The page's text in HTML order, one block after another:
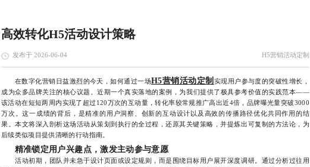
高效转化H5活动设计策略
发布于 2026-06-04 H5营销活动定制
在数字化营销日益激烈的今天，如何通过一场H5营销活动定制 实现用户参与度的突破性增长，
成为众多品牌关注的核心议题。近期一个真实落地的案例，为我们提供了极具参考价值的实践范本——
该活动在短短两周内实现了超过120万次的互动量，转化率较常规推广高出近4倍，品牌曝光量突破3000
万次。这一成绩的背后，是精准的用户洞察、创新的互动设计以及高效的传播路径优化共同作用的结
果。本文将深入剖析这场活动从策划到执行的全过程，还原其关键策略，并提炼出可复制的方法论，为
后续类似项目提供清晰的行动指南。
精准锁定用户兴趣点，激发主动参与意愿
活动初期，团队并未急于设计页面或设定规则，而是围绕目标用户展开深度调研。通过分析过往用